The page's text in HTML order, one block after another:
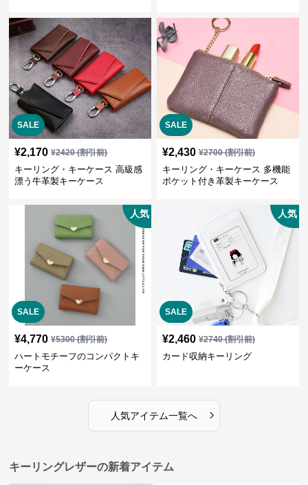
SALE
¥2,170 ¥2420(割引前)
キーリング・キーケース 高級感
漂う牛革製キーケース
SALE
¥2,430 ¥2700(割引前)
キーリング・キーケース 多機能
ポケット付き革製キーケース
SALE
人気
¥4,770 ¥5300(割引前)
ハートモチーフのコンパクトキ
ーケース
SALE
人気
¥2,460 ¥2740(割引前)
カード収納キーリング
人気アイテム一覧へ ›
キーリングレザーの新着アイテム